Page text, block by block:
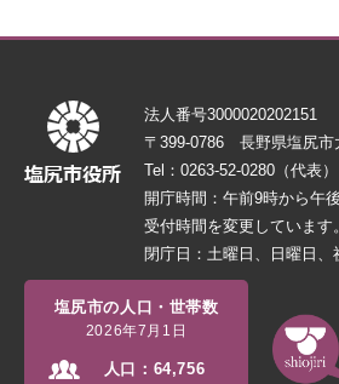
法人番号3000020202151
〒399-0786 長野県塩尻市
Tel：0263-52-0280（代表）
開庁時間：午前9時から午
受付時間を変更しています
閉庁日：土曜日、日曜日、
塩尻市の人口・世帯数
2026年7月1日
人口： 64,756